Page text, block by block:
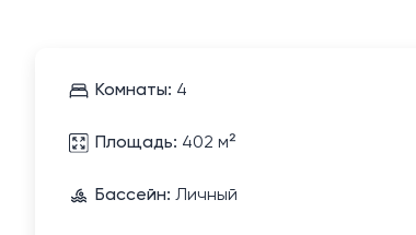
Комнаты: 4
Площадь: 402 м²
Бассейн: Личный